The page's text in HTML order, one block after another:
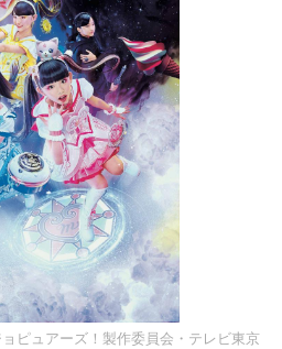
ピュアーズ！製作委員会・テレビ東京